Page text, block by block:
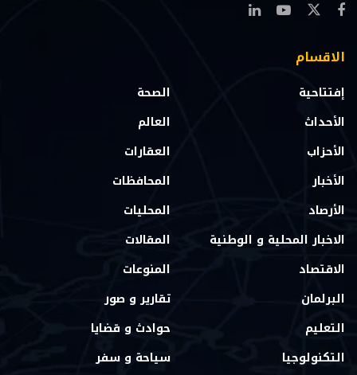
الاقسام
إفتتاحية
الأحداث
الأحزاب
الأخبار
الأرصاد
الاخبار المحلية و الوطنية
الاقتصاد
البرلمان
التعليم
التكنولوجيا
الصحة
العالم
العقارات
المحافظات
المحليات
المقالات
المنوعات
تقارير و صور
حوادث و قضايا
سياحة و سفر